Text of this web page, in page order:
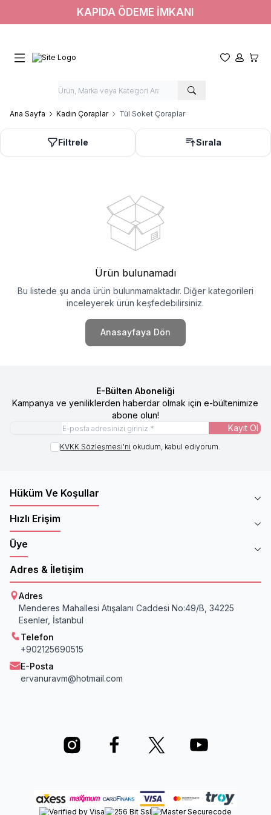
KAPIDA ÖDEME İMKANI
Favorilerim
Hesabım
Ana Sayfa Kadın Çoraplar Tül Soket Çoraplar
Filtrele Sırala
Ürün bulunamadı
Bu listede şu anda ürün bulunmamaktadır. Diğer kategorileri
inceleyerek ürün keşfedebilirsiniz.
Anasayfaya Dön
E-Bülten Aboneliği
Kampanya ve yeniliklerden haberdar olmak için e-bültenimize
abone olun!
Kayıt Ol
KVKK Sözleşmesi'ni okudum, kabul ediyorum.
Hüküm Ve Koşullar
Hızlı Erişim
Üye
Adres & İletişim
Adres
Menderes Mahallesi Atışalanı Caddesi No:49/B, 34225
Esenler, İstanbul
Telefon
+902125690515
E-Posta
ervanuravm@hotmail.com